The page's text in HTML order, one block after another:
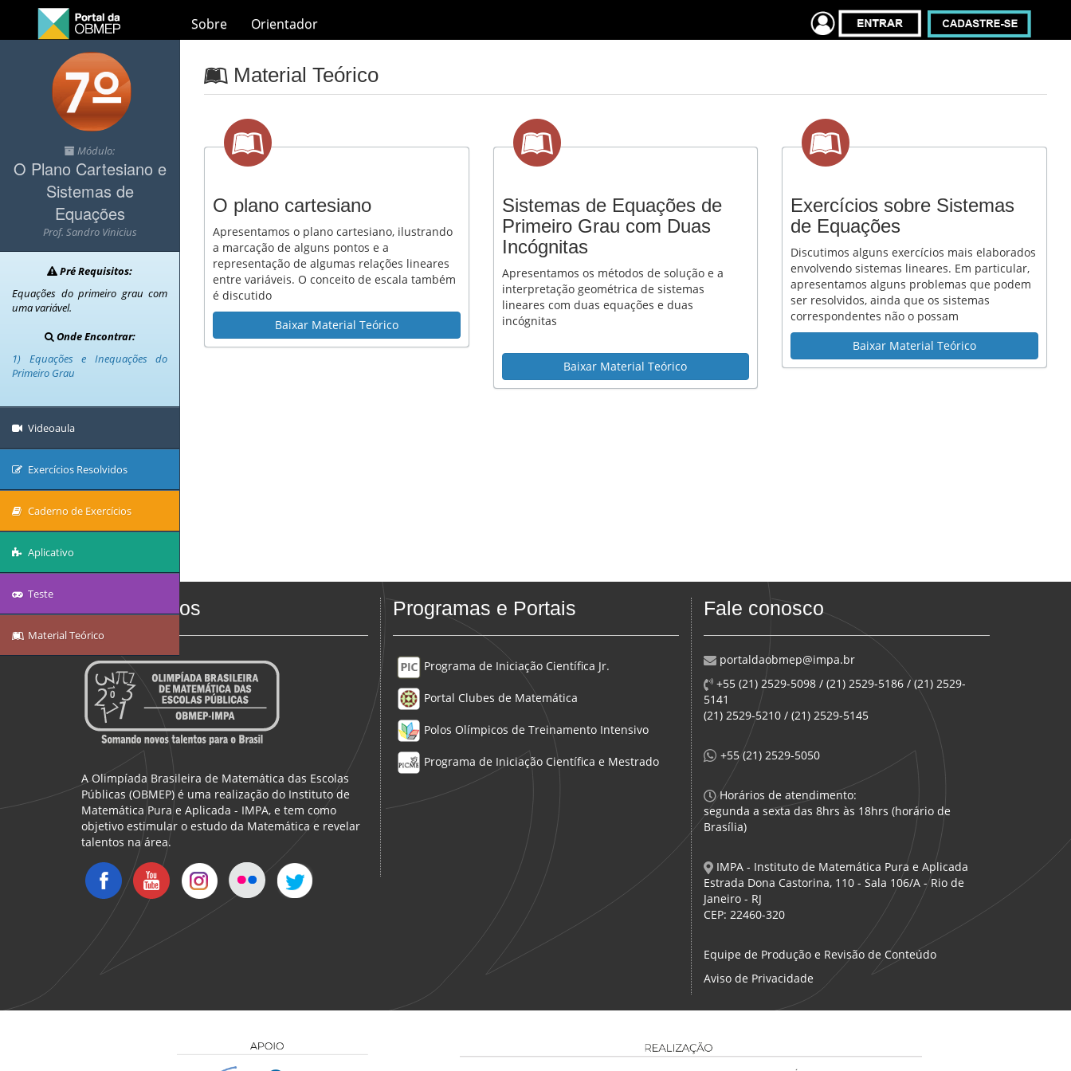
Sobre Orientador
Módulo:
O Plano Cartesiano e
Sistemas de
Equações
Prof. Sandro Vinicius
Pré Requisitos:
Equações do primeiro grau com
uma variável.
Onde Encontrar:
1) Equações e Inequações do
Primeiro Grau
Videoaula
Exercícios Resolvidos
Caderno de Exercícios
Aplicativo
Teste
Material Teórico
Material Teórico
O plano cartesiano
Apresentamos o plano cartesiano, ilustrando
a marcação de alguns pontos e a
representação de algumas relações lineares
entre variáveis. O conceito de escala também
é discutido
Baixar Material Teórico
Sistemas de Equações de
Primeiro Grau com Duas
Incógnitas
Apresentamos os métodos de solução e a
interpretação geométrica de sistemas
lineares com duas equações e duas
incógnitas
Baixar Material Teórico
Exercícios sobre Sistemas
de Equações
Discutimos alguns exercícios mais elaborados
envolvendo sistemas lineares. Em particular,
apresentamos alguns problemas que podem
ser resolvidos, ainda que os sistemas
correspondentes não o possam
Baixar Material Teórico
Quem somos
A Olimpíada Brasileira de Matemática das Escolas
Públicas (OBMEP) é uma realização do Instituto de
Matemática Pura e Aplicada - IMPA, e tem como
objetivo estimular o estudo da Matemática e revelar
talentos na área.
Programas e Portais
Programa de Iniciação Científica Jr.
Portal Clubes de Matemática
Polos Olímpicos de Treinamento Intensivo
Programa de Iniciação Científica e Mestrado
Fale conosco
portaldaobmep@impa.br
+55 (21) 2529-5098 / (21) 2529-5186 / (21) 2529-
5141
(21) 2529-5210 / (21) 2529-5145
+55 (21) 2529-5050
Horários de atendimento:
segunda a sexta das 8hrs às 18hrs (horário de
Brasília)
IMPA - Instituto de Matemática Pura e Aplicada
Estrada Dona Castorina, 110 - Sala 106/A - Rio de
Janeiro - RJ
CEP: 22460-320
Equipe de Produção e Revisão de Conteúdo
Aviso de Privacidade